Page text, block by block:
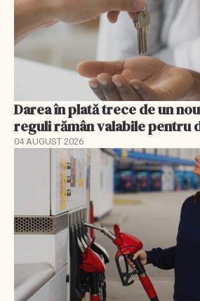
Darea în plată trece de un
reguli rămân valabile pentru
04 AUGUST 2026